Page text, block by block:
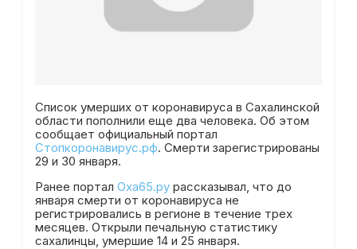
Список умерших от коронавируса в Сахалинской
области пополнили еще два человека. Об этом
сообщает официальный портал
Стопкоронавирус.рф. Смерти зарегистрированы
29 и 30 января.
Ранее портал Оха65.рурассказывал, что до
января смерти от коронавируса не
регистрировались в регионе в течение трех
месяцев. Открыли печальную статистику
сахалинцы, умершие 14 и 25 января.